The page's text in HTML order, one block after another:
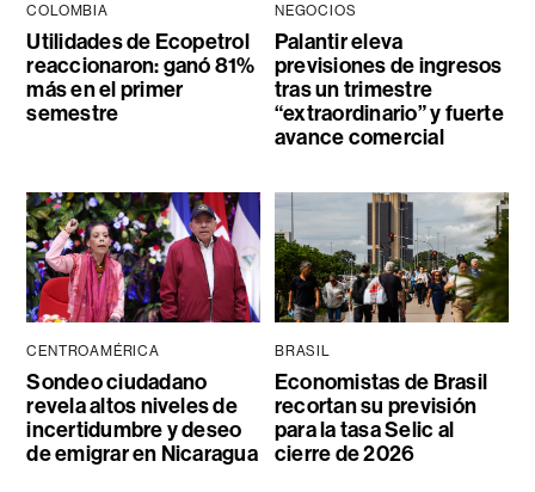
COLOMBIA
Utilidades de Ecopetrol
reaccionaron: ganó 81%
más en el primer
semestre
NEGOCIOS
Palantir eleva
previsiones de ingresos
tras un trimestre
“extraordinario” y fuerte
avance comercial
CENTROAMÉRICA
Sondeo ciudadano
revela altos niveles de
incertidumbre y deseo
de emigrar en Nicaragua
BRASIL
Economistas de Brasil
recortan su previsión
para la tasa Selic al
cierre de 2026